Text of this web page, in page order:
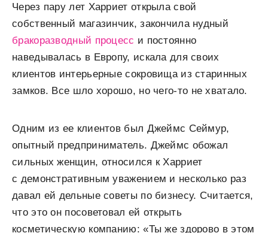
Через пару лет Харриет открыла свой
собственный магазинчик, закончила нудный
бракоразводный процесс и постоянно
наведывалась в Европу, искала для своих
клиентов интерьерные сокровища из старинных
замков. Все шло хорошо, но чего-то не хватало.
Одним из ее клиентов был Джеймс Сеймур,
опытный предприниматель. Джеймс обожал
сильных женщин, относился к Харриет
с демонстративным уважением и несколько раз
давал ей дельные советы по бизнесу. Считается,
что это он посоветовал ей открыть
косметическую компанию: «Ты же здорово в этом